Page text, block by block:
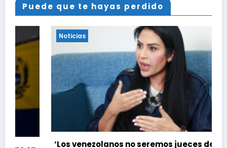
Puede que te hayas perdido
Noticias
‘Los venezolanos no seremos jueces de las